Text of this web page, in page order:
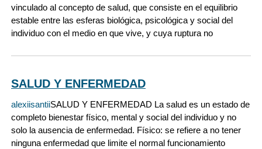
vinculado al concepto de salud, que consiste en el equilibrio
estable entre las esferas biológica, psicológica y social del
individuo con el medio en que vive, y cuya ruptura no
SALUD Y ENFERMEDAD
alexiisantiiSALUD Y ENFERMEDAD La salud es un estado de
completo bienestar físico, mental y social del individuo y no
solo la ausencia de enfermedad. Físico: se refiere a no tener
ninguna enfermedad que limite el normal funcionamiento